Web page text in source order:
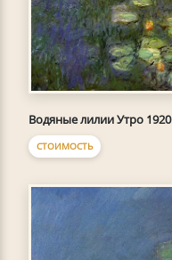
Водяные лилии Утро 1920
СТОИМОСТЬ